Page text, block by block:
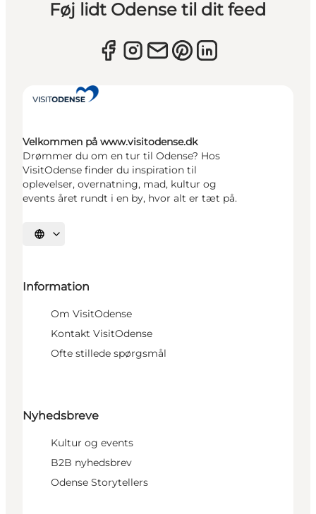
Føj lidt Odense til dit feed
Velkommen på www.visitodense.dk
Drømmer du om en tur til Odense? Hos
VisitOdense finder du inspiration til
oplevelser, overnatning, mad, kultur og
events året rundt i en by, hvor alt er tæt på.
Vælg sprog
Information
Om VisitOdense
Kontakt VisitOdense
Ofte stillede spørgsmål
Nyhedsbreve
Kultur og events
B2B nyhedsbrev
Odense Storytellers